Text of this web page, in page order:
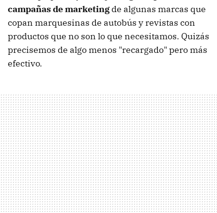
campañas de marketingde algunas marcas que
copan marquesinas de autobús y revistas con
productos que no son lo que necesitamos. Quizás
precisemos de algo menos "recargado" pero más
efectivo.